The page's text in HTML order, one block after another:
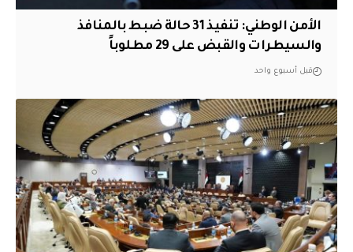
الأمن الوطني: تنفيذ 31 حالة ضبط بالمنافذ
والسيطرات والقبض على 29 مطلوباً
قبل أسبوع واحد